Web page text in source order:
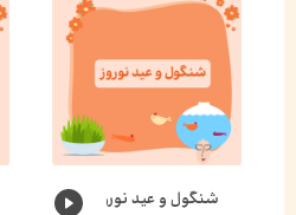
شنگول و عید نوروز